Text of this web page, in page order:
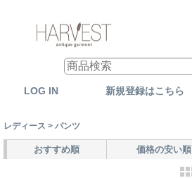
LOG IN 新規登録はこちら
レディース > パンツ
おすすめ順 価格の安い順